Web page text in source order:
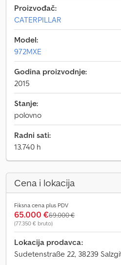
Proizvođač:
CATERPILLAR
Model:
972MXE
Godina proizvodnje:
2015
Stanje:
polovno
Radni sati:
13.740 h
Cena i lokacija
Fiksna cena plus PDV
65.000 €69.000 €
(77.350 € bruto)
Lokacija prodavca:
Sudetenstraße 22, 38239